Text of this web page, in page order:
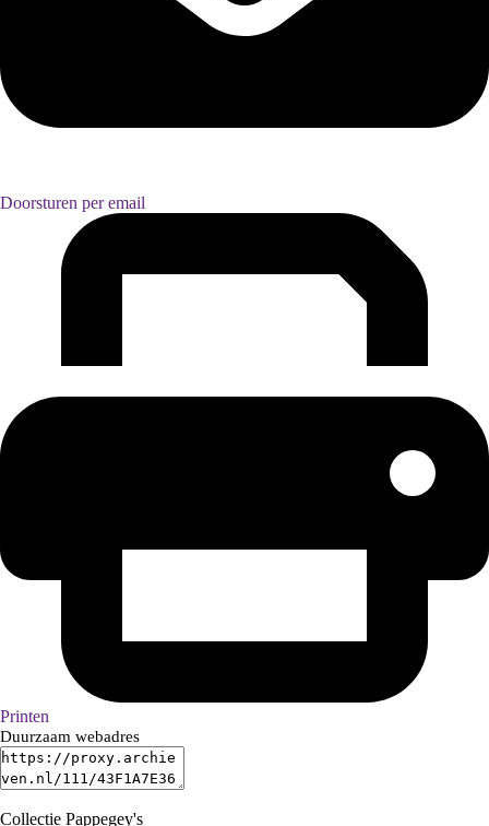
Doorsturen per email
Printen
Duurzaam webadres
Collectie Pappegey's